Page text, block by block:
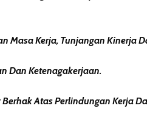
Masa Kerja, Tunjangan Kinerja
Dan Ketenagakerjaan.
Atas Perlindungan Kerja